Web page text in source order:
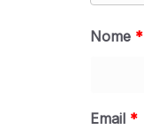
Nome *
Email *